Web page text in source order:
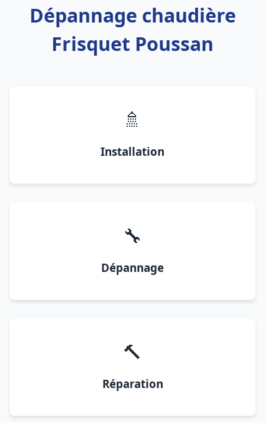
Dépannage chaudière
Frisquet Poussan
🚿
Installation
🔧
Dépannage
🔨
Réparation